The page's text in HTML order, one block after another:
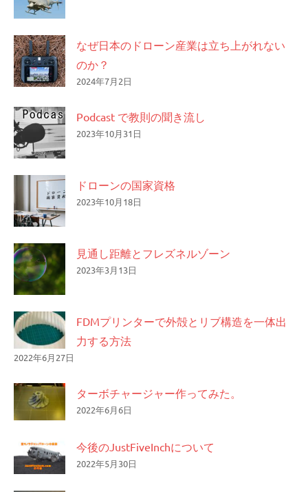
なぜ日本のドローン産業は立ち上がれない
のか？
2024年7月2日
Podcast で教則の聞き流し
2023年10月31日
ドローンの国家資格
2023年10月18日
見通し距離とフレズネルゾーン
2023年3月13日
FDMプリンターで外殻とリブ構造を一体出
力する方法
2022年6月27日
ターボチャージャー作ってみた。
2022年6月6日
今後のJustFiveInchについて
2022年5月30日